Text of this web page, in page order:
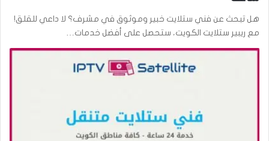
هل تبحث عن فني ستلايت خبير وموثوق في مشرف؟ لا داعي للقلق!
مع ريبير ستلايت الكويت، ستحصل على أفضل خدمات…